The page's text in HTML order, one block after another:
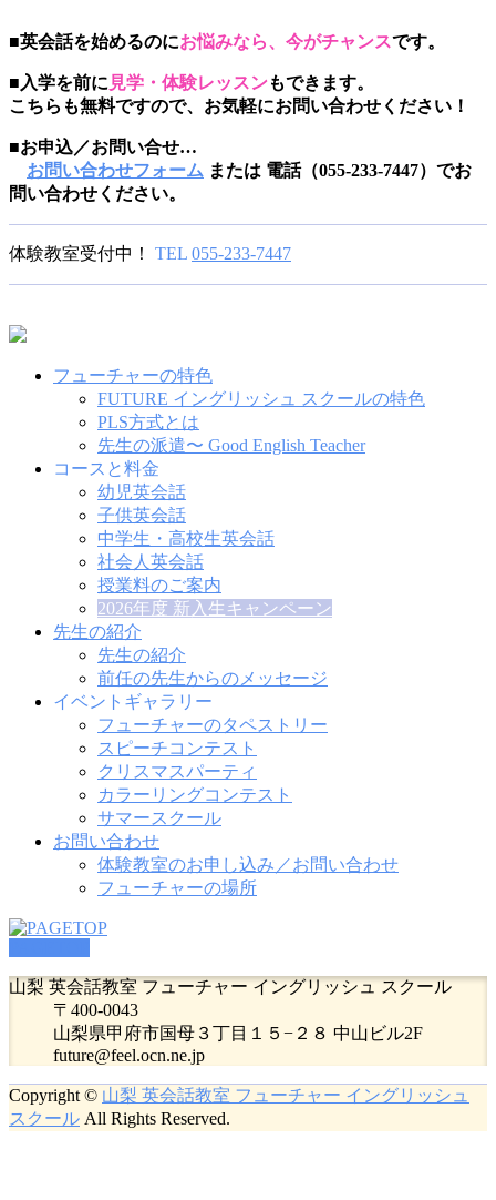
■英会話を始めるのにお悩みなら、今がチャンスです。
■入学を前に 見学・体験レッスンもできます。
こちらも無料ですので、お気軽にお問い合わせください！
■お申込／お問い合せ…
お問い合わせフォーム または 電話（055-233-7447）でお
問い合わせください。
体験教室受付中！ TEL 055-233-7447
フューチャーの特色
FUTURE イングリッシュ スクールの特色
PLS方式とは
先生の派遣〜 Good English Teacher
コースと料金
幼児英会話
子供英会話
中学生・高校生英会話
社会人英会話
授業料のご案内
2026年度 新入生キャンペーン
先生の紹介
先生の紹介
前任の先生からのメッセージ
イベントギャラリー
フューチャーのタペストリー
スピーチコンテスト
クリスマスパーティ
カラーリングコンテスト
サマースクール
お問い合わせ
体験教室のお申し込み／お問い合わせ
フューチャーの場所
山梨 英会話教室 フューチャー イングリッシュ スクール
〒400-0043
山梨県甲府市国母３丁目１５−２８ 中山ビル2F
future@feel.ocn.ne.jp
Copyright © 山梨 英会話教室 フューチャー イングリッシュ
スクール All Rights Reserved.